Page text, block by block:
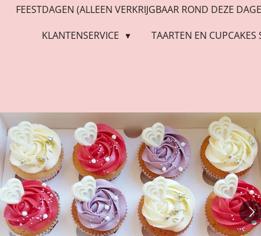
FEESTDAGEN (ALLEEN VERKRIJGBAAR ROND DEZE
KLANTENSERVICE
TAARTEN EN CUPCAKES